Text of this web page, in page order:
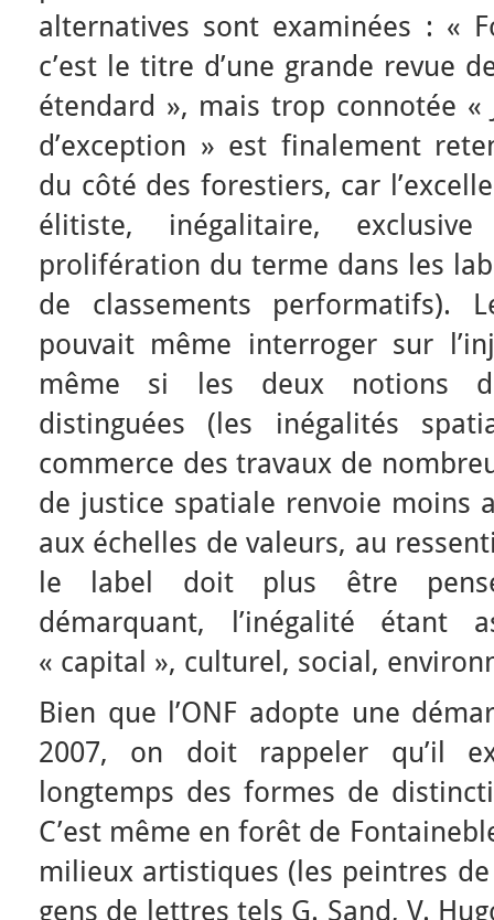
alternatives sont examinées : «
c’est le titre d’une grande revue
étendard », mais trop connotée «
d’exception » est finalement
du côté des forestiers, car
élitiste, inégalitaire,
prolifération du terme dans les
de classements performatifs).
pouvait même interroger sur
même si les deux notions
distinguées (les inégalités
commerce des travaux de
de justice spatiale renvoie moins
aux échelles de valeurs, au
le label doit plus être
démarquant, l’inégalité étant
« capital », culturel, social,
Bien que l’ONF adopte une
2007, on doit rappeler qu’il
longtemps des formes de
C’est même en forêt de
milieux artistiques (les peintres
gens de lettres tels G. Sand, V.